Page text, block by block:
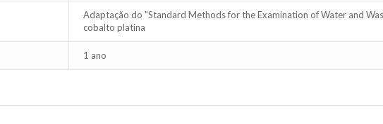
Adaptação do "Standard Methods for the Examination of Water and
cobalto platina
1 ano